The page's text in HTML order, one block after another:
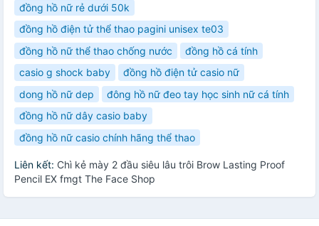
đồng hồ nữ rẻ dưới 50k
đồng hồ điện tử thể thao pagini unisex te03
đồng hồ nữ thể thao chống nước
đồng hồ cá tính
casio g shock baby
đồng hồ điện tử casio nữ
dong hồ nữ dep
đông hồ nữ đeo tay học sinh nữ cá tính
đồng hồ nữ dây casio baby
đồng hồ nữ casio chính hãng thể thao
Liên kết: Chì kẻ mày 2 đầu siêu lâu trôi Brow Lasting Proof
Pencil EX fmgt The Face Shop